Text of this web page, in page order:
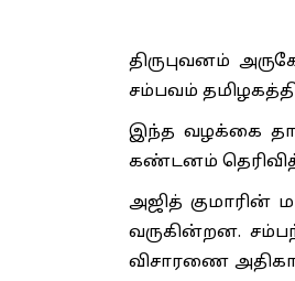
திருபுவனம்
சம்பவம்
இந்த வழக்கை
கண்டனம்
அஜித் குமாரின்
வருகின்றன.
விசாரணை